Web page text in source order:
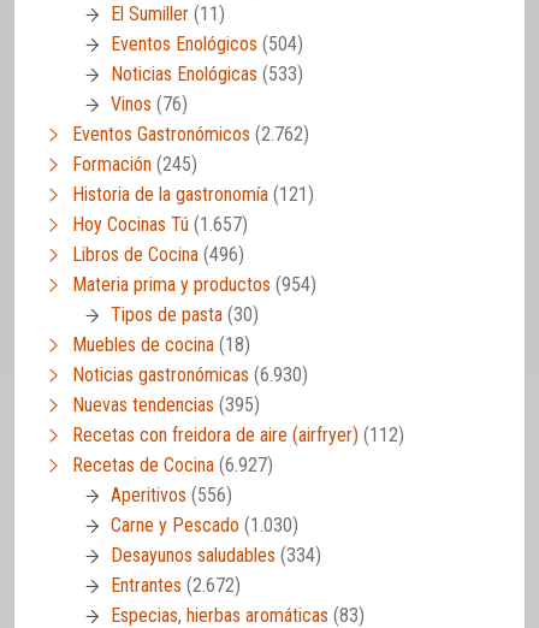
El Sumiller (11)
Eventos Enológicos (504)
Noticias Enológicas (533)
Vinos (76)
Eventos Gastronómicos (2.762)
Formación (245)
Historia de la gastronomía (121)
Hoy Cocinas Tú (1.657)
Libros de Cocina (496)
Materia prima y productos (954)
Tipos de pasta (30)
Muebles de cocina (18)
Noticias gastronómicas (6.930)
Nuevas tendencias (395)
Recetas con freidora de aire (airfryer) (112)
Recetas de Cocina (6.927)
Aperitivos (556)
Carne y Pescado (1.030)
Desayunos saludables (334)
Entrantes (2.672)
Especias, hierbas aromáticas (83)